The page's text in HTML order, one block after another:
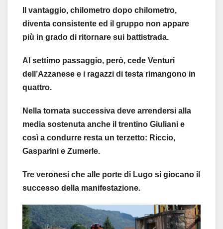
Il vantaggio, chilometro dopo chilometro,
diventa consistente ed il gruppo non appare
più in grado di ritornare sui battistrada.
Al settimo passaggio, però, cede Venturi
dell’Azzanese e i ragazzi di testa rimangono in
quattro.
Nella tornata successiva deve arrendersi alla
media sostenuta anche il trentino Giuliani e
così a condurre resta un terzetto: Riccio,
Gasparini e Zumerle.
Tre veronesi che alle porte di Lugo si giocano il
successo della manifestazione.